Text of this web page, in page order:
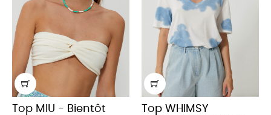
Top MIU - Bientôt
Top WHIMSY